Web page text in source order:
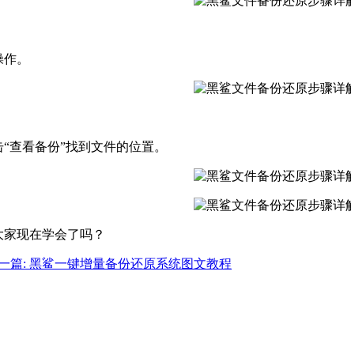
。
看备份”找到文件的位置。
现在学会了吗？
篇: 黑鲨一键增量备份还原系统图文教程